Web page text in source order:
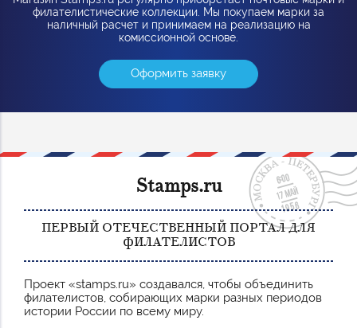
филателистические коллекции. Мы покупаем марки за
наличный расчет и принимаем на реализацию на
комиссионной основе.
Оформить заявку
Stamps.ru
ПЕРВЫЙ ОТЕЧЕСТВЕННЫЙ ПОРТАЛ ДЛЯ
ФИЛАТЕЛИСТОВ
Проект «stamps.ru» создавался, чтобы объединить
филателистов, собирающих марки разных периодов
истории России по всему миру.